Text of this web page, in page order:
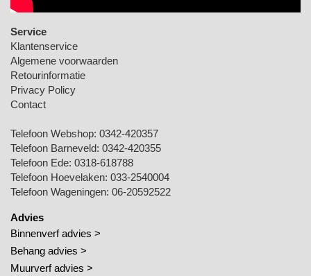
Service
Klantenservice
Algemene voorwaarden
Retourinformatie
Privacy Policy
Contact
Telefoon Webshop: 0342-420357
Telefoon Barneveld: 0342-420355
Telefoon Ede: 0318-618788
Telefoon Hoevelaken: 033-2540004
Telefoon Wageningen: 06-20592522
Advies
Binnenverf advies >
Behang advies >
Muurverf advies >